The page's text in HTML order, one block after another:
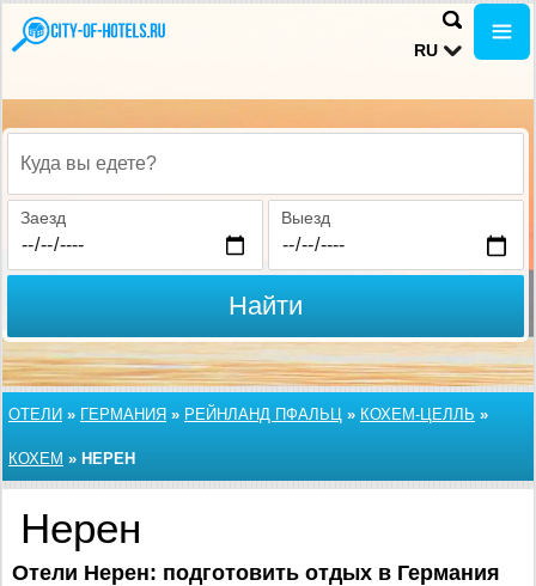
RU
Куда вы едете?
Заезд Выезд
Найти
ОТЕЛИ » ГЕРМАНИЯ » РЕЙНЛАНД ПФАЛЬЦ » КОХЕМ-ЦЕЛЛЬ »
КОХЕМ » НЕРЕН
Нерен
Отели Нерен: подготовить отдых в Германия